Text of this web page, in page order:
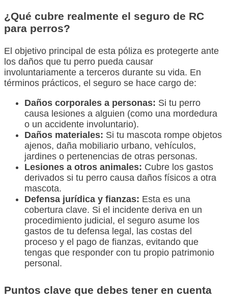
¿Qué cubre realmente el seguro de RC
para perros?
El objetivo principal de esta póliza es protegerte ante
los daños que tu perro pueda causar
involuntariamente a terceros durante su vida. En
términos prácticos, el seguro se hace cargo de:
Daños corporales a personas: Si tu perro
causa lesiones a alguien (como una mordedura
o un accidente involuntario).
Daños materiales: Si tu mascota rompe objetos
ajenos, daña mobiliario urbano, vehículos,
jardines o pertenencias de otras personas.
Lesiones a otros animales: Cubre los gastos
derivados si tu perro causa daños físicos a otra
mascota.
Defensa jurídica y fianzas: Esta es una
cobertura clave. Si el incidente deriva en un
procedimiento judicial, el seguro asume los
gastos de tu defensa legal, las costas del
proceso y el pago de fianzas, evitando que
tengas que responder con tu propio patrimonio
personal.
Puntos clave que debes tener en cuenta